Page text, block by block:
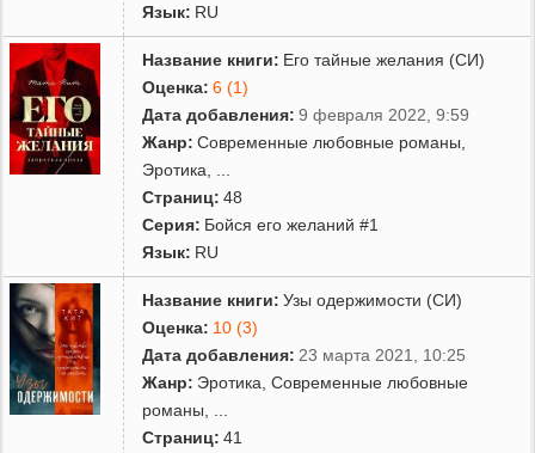
Язык: RU
Название книги: Его тайные желания (СИ)
Оценка: 6 (1)
Дата добавления: 9 февраля 2022, 9:59
Жанр: Современные любовные романы
Эротика
Страниц: 48
Серия: Бойся его желаний #1
Язык: RU
Название книги: Узы одержимости (СИ)
Оценка: 10 (3)
Дата добавления: 23 марта 2021, 10:25
Жанр: Эротика ,Современные любовные
романы
Страниц: 41